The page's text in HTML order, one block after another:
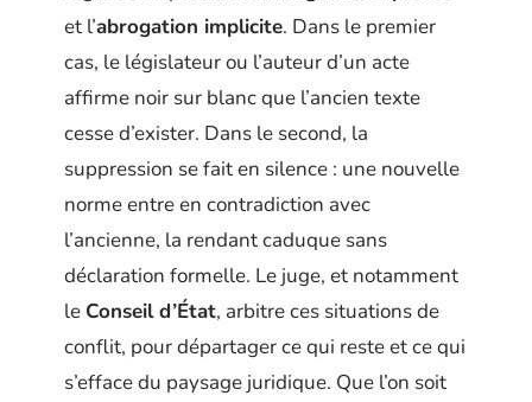
et l’abrogation implicite. Dans le premier
cas, le législateur ou l’auteur d’un acte
affirme noir sur blanc que l’ancien texte
cesse d’exister. Dans le second, la
suppression se fait en silence : une nouvelle
norme entre en contradiction avec
l’ancienne, la rendant caduque sans
déclaration formelle. Le juge, et notamment
le Conseil d’État, arbitre ces situations de
conflit, pour départager ce qui reste et ce qui
s’efface du paysage juridique. Que l’on soit